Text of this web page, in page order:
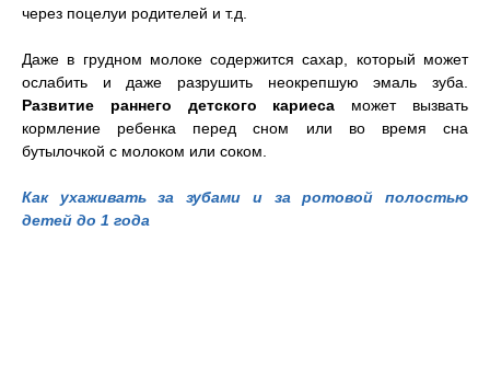
через поцелуи родителей и т.д.
Даже в грудном молоке содержится сахар, который может
ослабить и даже разрушить неокрепшую эмаль зуба.
Развитие раннего детского кариеса может вызвать
кормление ребенка перед сном или во время сна
бутылочкой с молоком или соком.
Как ухаживать за зубами и за ротовой полостью
детей до 1 года